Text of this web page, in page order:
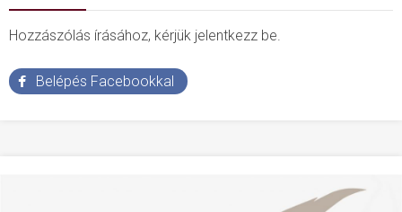
Hozzászólás írásához, kérjük jelentkezz be.
Belépés Facebookkal